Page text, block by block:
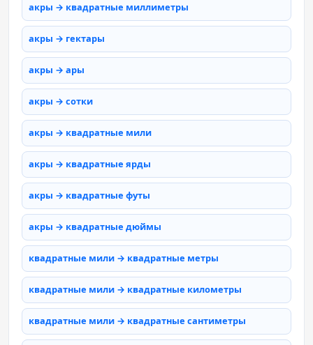
акры → квадратные миллиметры
акры → гектары
акры → ары
акры → сотки
акры → квадратные мили
акры → квадратные ярды
акры → квадратные футы
акры → квадратные дюймы
квадратные мили → квадратные метры
квадратные мили → квадратные километры
квадратные мили → квадратные сантиметры